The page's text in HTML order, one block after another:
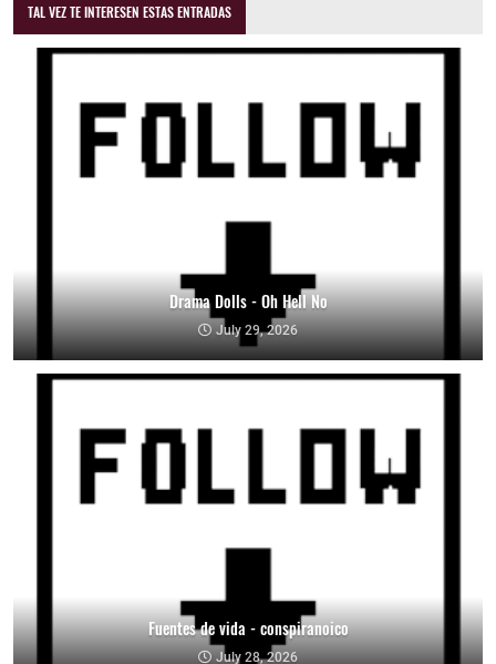
TAL VEZ TE INTERESEN ESTAS ENTRADAS
Drama Dolls - Oh Hell No
July 29, 2026
Fuentes de vida - conspiranoico
July 28, 2026